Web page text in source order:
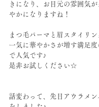
きになり、お目元の雰囲気
やかになりますね！
まつ毛パーマと眉スタイリン
一気に華やかさが増す満足
で人気です♪
是非お試しください☆
話変わって、先日アウラメ